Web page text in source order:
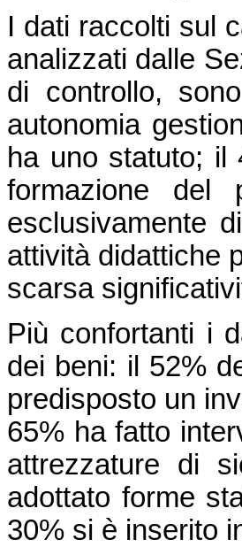
I dati raccolti sul
analizzati dalle
di controllo,
autonomia
ha uno statuto; il
formazione del
esclusivamente
attività didattiche
scarsa
Più confortanti i
dei beni: il 52%
predisposto un
65% ha fatto
attrezzature di
adottato forme
30% si è inserito